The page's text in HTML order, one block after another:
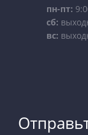
пн-пт:
сб:
вс: